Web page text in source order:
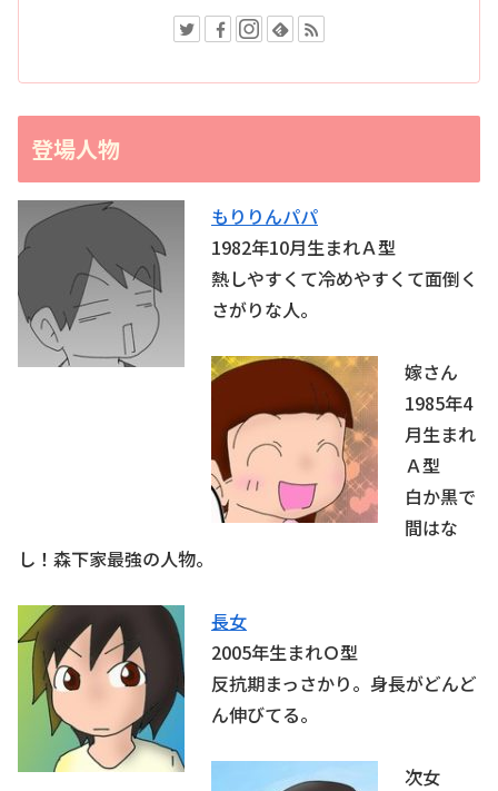
登場人物
もりりんパパ
1982年10月生まれＡ型
熱しやすくて冷めやすくて面倒く
さがりな人。
嫁さん
1985年4
月生まれ
Ａ型
白か黒で
間はな
し！森下家最強の人物。
長女
2005年生まれＯ型
反抗期まっさかり。身長がどんど
ん伸びてる。
次女